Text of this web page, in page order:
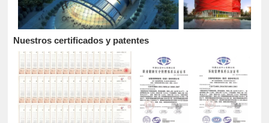
Nuestros certificados y patentes